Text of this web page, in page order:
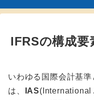
IFRSの構成要
いわゆる国際会計基
は、
IAS(International